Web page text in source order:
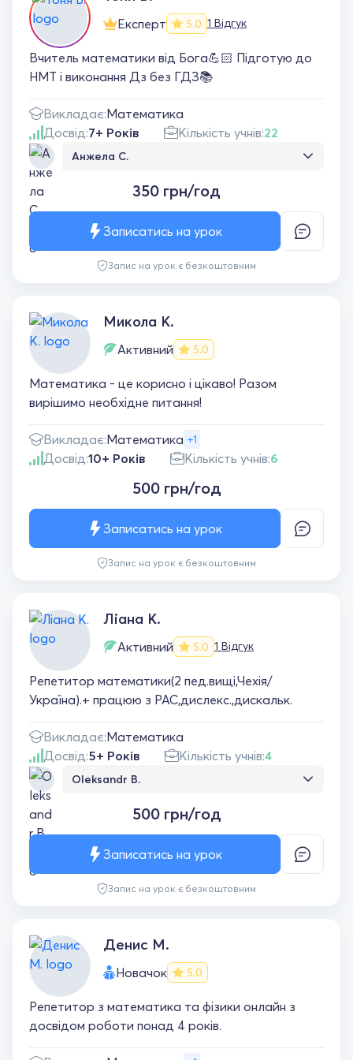
результати, і це приносить радість і
впевненість у своїх силах. Велике спасибі за
вашу працю та терпіння! Ми дуже цінуємо
вашу допомогу та підтримку.
Експерт 5.0 1 Відгук
Вчитель математики від Бога💪🏻 Підготую до
НМТ і виконання Дз без ГДЗ📚
Викладає:Математика
Досвід:7+ Років Кількість учнів:22
Анжела С.
задоволена. Вчитель добре пояснює. Дуже
350 грн/год
Запис на урок є безкоштовним
Записатись на урок
Микола К.
Активний 5.0
Математика - це корисно і цікаво! Разом
вирішимо необхідне питання!
Викладає:Математика +1
Досвід:10+ Років Кількість учнів:6
500 грн/год
Запис на урок є безкоштовним
Записатись на урок
Ліана К.
Активний 5.0 1 Відгук
Репетитор математики(2 пед.вищі,Чехія/
Україна).+ працюю з РАС,дислекс.,дискальк.
Викладає:Математика
Досвід:5+ Років Кількість учнів:4
Oleksandr B.
человек! Постоянно на связи, находит
подготавливает материалы к уроку, и
полностью *чувствует* ученика. Благодаря
её прекрасной работе смог поступить в
университет:)
500 грн/год
Запис на урок є безкоштовним
Записатись на урок
Денис М.
Новачок 5.0
Репетитор з математика та фізики онлайн з
досвідом роботи понад 4 років.